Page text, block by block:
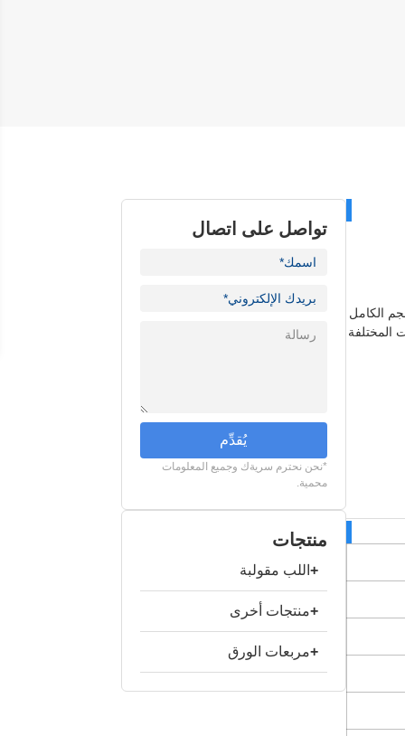
الكامل
المختلفة
تواصل على اتصال
يُقدِّم
*نحن نحترم سريةك وجميع المعلومات
محمية.
منتجات
+ اللب مقولبة
+منتجات أخرى
+مربعات الورق